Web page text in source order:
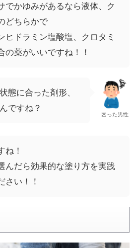
でかゆみがあるなら液体、ク
どちらかで
ヒドラミン塩酸塩、クロタミ
の薬がいいですね！！
態に合った剤形、
ですね？
困った男性
ね！
んだら効果的な塗り方を実践
さい！！